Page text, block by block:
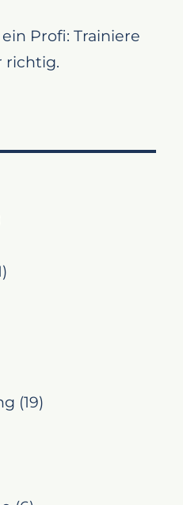
Profi: Trainiere
richtig.
(19)